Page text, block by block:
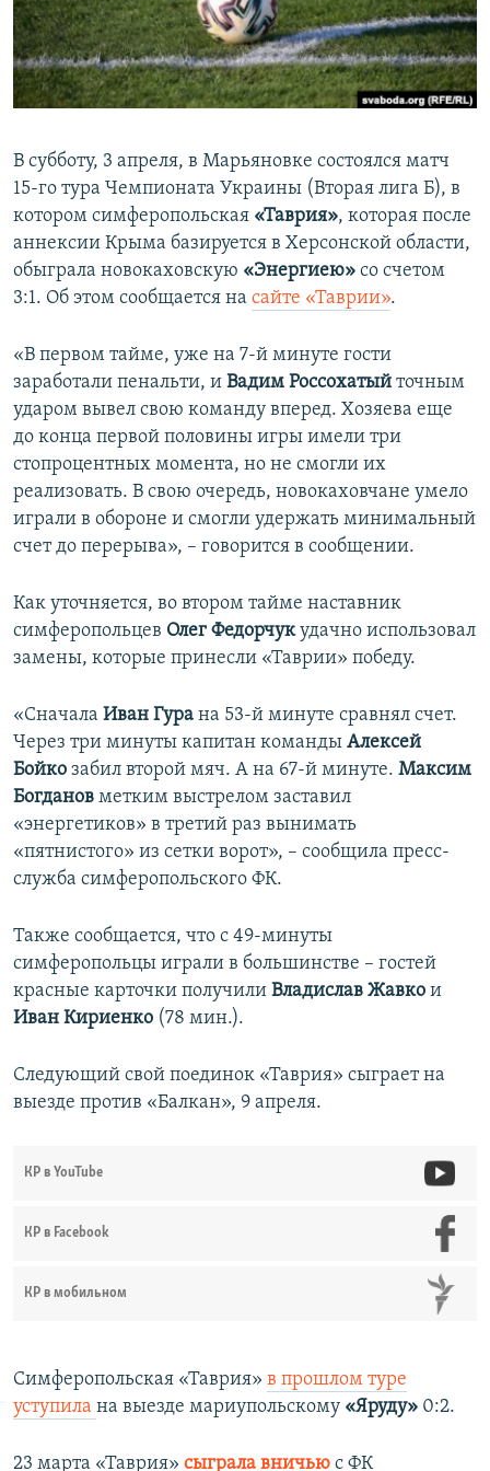
ПОБЕДИТЕЛЕЙ НЕ СУДЯТ?
КРЫМ.НЕПОКОРЕННЫЙ
ELIFBE
ПРИСОЕДИНЯЙТЕСЬ!
Все сайты RFE/RL
В субботу, 3 апреля, в Марьяновке состоялся матч
15-го тура Чемпионата Украины (Вторая лига Б), в
котором симферопольская «Таврия», которая после
аннексии Крыма базируется в Херсонской области,
обыграла новокаховскую «Энергиею» со счетом
3:1. Об этом сообщается на сайте «Таврии».
«В первом тайме, уже на 7-й минуте гости
заработали пенальти, и Вадим Россохатый точным
ударом вывел свою команду вперед. Хозяева еще
до конца первой половины игры имели три
стопроцентных момента, но не смогли их
реализовать. В свою очередь, новокаховчане умело
играли в обороне и смогли удержать минимальный
счет до перерыва», – говорится в сообщении.
Как уточняется, во втором тайме наставник
симферопольцев Олег Федорчукудачно использовал
замены, которые принесли «Таврии» победу.
«Сначала Иван Гура на 53-й минуте сравнял счет.
Через три минуты капитан команды Алексей
Бойко забил второй мяч. А на 67-й минуте. Максим
Богданов метким выстрелом заставил
«энергетиков» в третий раз вынимать
«пятнистого» из сетки ворот», – сообщила пресс-
служба симферопольского ФК.
Также сообщается, что с 49-минуты
симферопольцы играли в большинстве – гостей
красные карточки получили Владислав Жавко и
Иван Кириенко (78 мин.).
Следующий свой поединок «Таврия» сыграет на
выезде против «Балкан», 9 апреля.
КР в YouTube
КР в Facebook
КР в мобильном
Симферопольская «Таврия» в прошлом туре
уступила на выезде мариупольскому «Яруду» 0:2.
23 марта «Таврия» сыграла вничью с ФК